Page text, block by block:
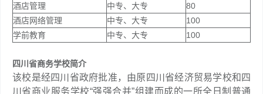
酒店管理
中专、大专
80
酒店网络管理
中专、大专
100
学前教育
中专、大专 100
四川省商务学校简介
该校是经四川省政府批准，由原四川省经济贸易学校和四
川省商业服务学校“强强合并”组建而成的一所全日制普通